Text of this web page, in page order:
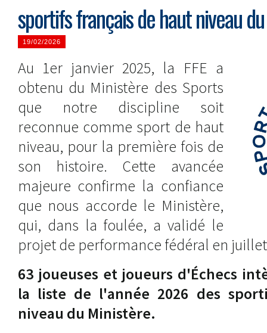
sportifs français de haut niveau
19/02/2026
Au 1er janvier 2025, la FFE a
obtenu du Ministère des Sports
que notre discipline soit
reconnue comme sport de haut
niveau, pour la première fois de
son histoire. Cette avancée
majeure confirme la confiance
que nous accorde le Ministère,
qui, dans la foulée, a validé le
projet de performance fédéral en
63 joueuses et joueurs d'Échecs
la liste de l'année 2026 des
niveau du Ministère.